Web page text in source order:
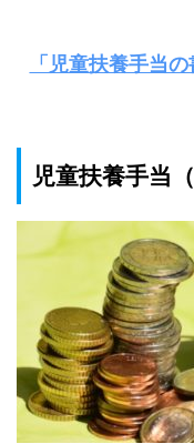
「児童扶養手当
児童扶養手当